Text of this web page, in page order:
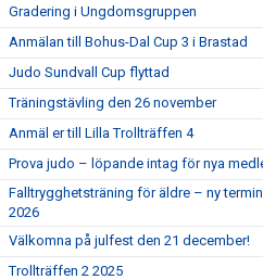
Gradering i Ungdomsgruppen
Anmälan till Bohus-Dal Cup 3 i Brastad
Judo Sundvall Cup flyttad
Träningstävling den 26 november
Anmäl er till Lilla Trollträffen 4
Prova judo – löpande intag för nya
Falltrygghetsträning för äldre – ny
2026
Välkomna på julfest den 21 december!
Trollträffen 2 2025